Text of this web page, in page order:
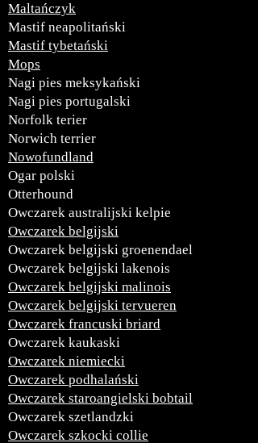
Maltańczyk
Mastif neapolitański
Mastif tybetański
Mops
Nagi pies meksykański
Nagi pies portugalski
Norfolk terier
Norwich terrier
Nowofundland
Ogar polski
Otterhound
Owczarek australijski kelpie
Owczarek belgijski
Owczarek belgijski groenendael
Owczarek belgijski lakenois
Owczarek belgijski malinois
Owczarek belgijski tervueren
Owczarek francuski briard
Owczarek kaukaski
Owczarek niemiecki
Owczarek podhalański
Owczarek staroangielski bobtail
Owczarek szetlandzki
Owczarek szkocki collie